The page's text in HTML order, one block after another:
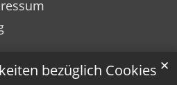
bezüglich Cookies ✕